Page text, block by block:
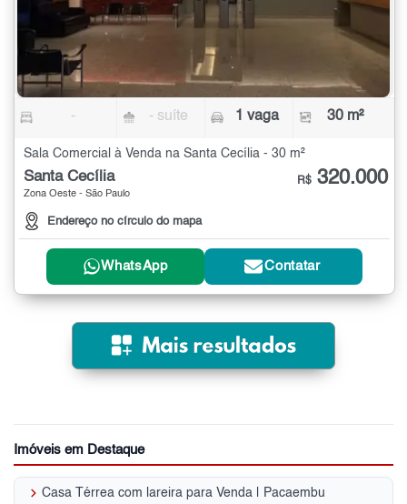
- - suíte 1 vaga 30 m²
Sala Comercial à Venda na Santa Cecília - 30 m²
Santa Cecília
Zona Oeste - São Paulo
Endereço no círculo do mapa
R$ 320.000
WhatsApp Contatar
Imóveis em Destaque
keyboard_arrow_right Casa Térrea com lareira para Venda | Pacaembu